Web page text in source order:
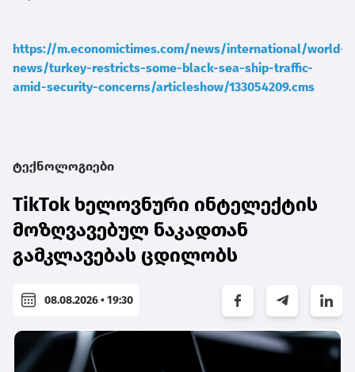
https://m.economictimes.com/news/international/world-
news/turkey-restricts-some-black-sea-ship-traffic-
amid-security-concerns/articleshow/133054209.cms
ტექნოლოგიები
TikTok ხელოვნური ინტელექტის
მოზღვავებულ ნაკადთან
გამკლავებას ცდილობს
08.08.2026 • 19:30